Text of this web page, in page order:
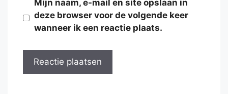
Mijn naam, e-mail en site opslaan in
deze browser voor de volgende keer
wanneer ik een reactie plaats.